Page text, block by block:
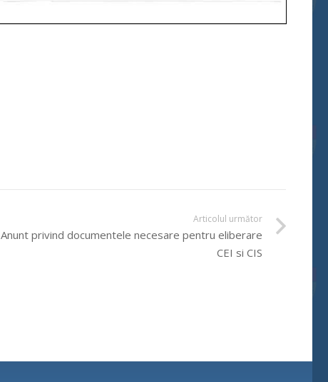
Articolul următor
Anunt privind documentele necesare pentru eliberare
CEI si CIS